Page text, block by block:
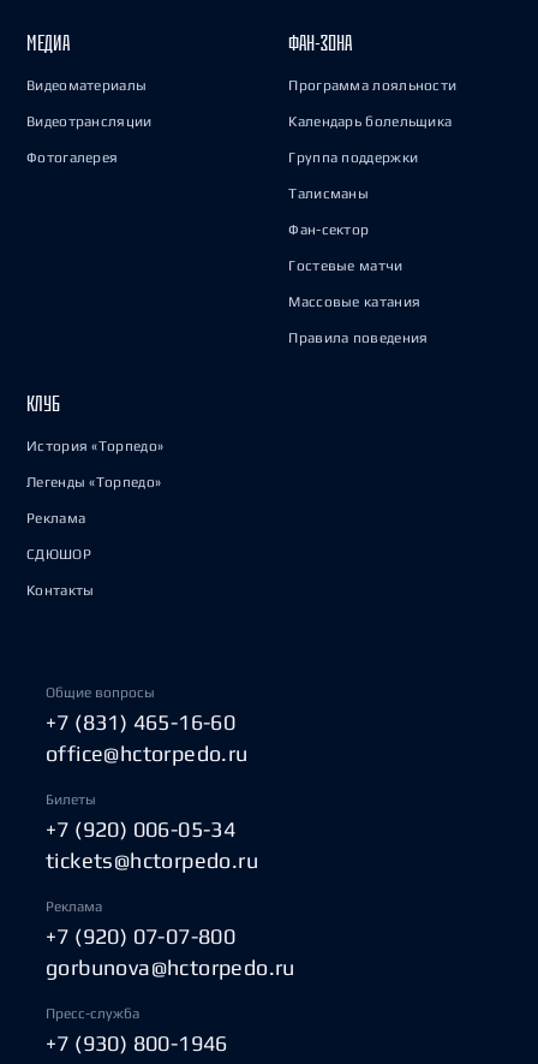
МЕДИА
Видеоматериалы
Видеотрансляции
Фотогалерея
ФАН-ЗОНА
Программа лояльности
Календарь болельщика
Группа поддержки
Талисманы
Фан-сектор
Гостевые матчи
Массовые катания
Правила поведения
КЛУБ
История «Торпедо»
Легенды «Торпедо»
Реклама
СДЮШОР
Контакты
Общие вопросы
+7 (831) 465-16-60
office@hctorpedo.ru
Билеты
+7 (920) 006-05-34
tickets@hctorpedo.ru
Реклама
+7 (920) 07-07-800
gorbunova@hctorpedo.ru
Пресс-служба
+7 (930) 800-1946